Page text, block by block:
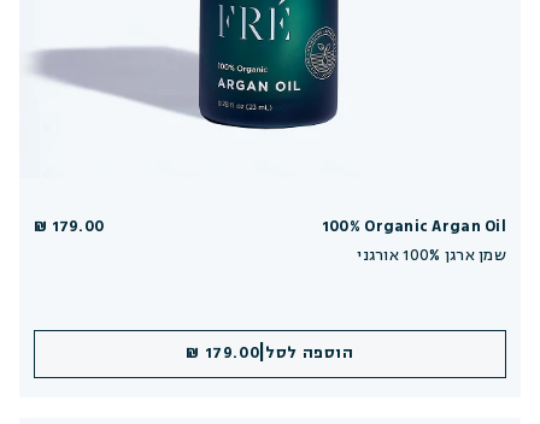
100% Organic Argan Oil
שמן ארגן 100% אורגני
179.00 ₪
הוספה לסל 179.00 ₪